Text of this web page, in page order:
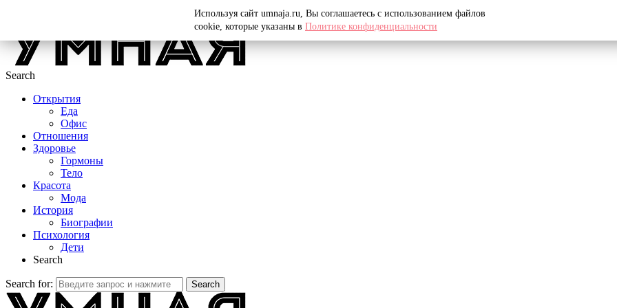
Search
Открытия
Еда
Офис
Отношения
Здоровье
Гормоны
Тело
Красота
Мода
История
Биографии
Психология
Дети
Search
Search for: Search
Используя сайт umnaja.ru, Вы соглашаетесь с использованием файлов
cookie, которые указаны в Политике конфиденциальности